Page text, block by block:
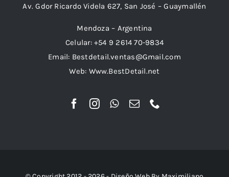
Av. Gdor Ricardo Videla 627, San José – Guaymallén
Mendoza – Argentina
Celular: +54 9 2614 70-9834
Email: Bestdetail.ventas@Gmail.com
Web: Www.BestDetail.net